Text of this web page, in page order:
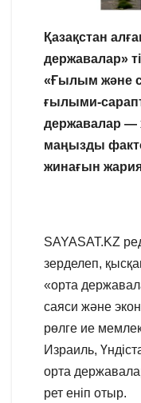
Қазақстан
державалар»
«Ғылым және
ғылыми-
державалар —
маңызды
жинағын
SAYASAT.KZ
зерделеп,
«орта
саяси және
рөлге ие
Израиль,
орта
рет еніп отыр.